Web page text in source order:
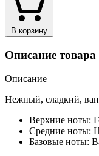
В корзину
Описание товара
Описание
Нежный, сладкий,
Верхние ноты:
Средние ноты:
Базовые ноты: